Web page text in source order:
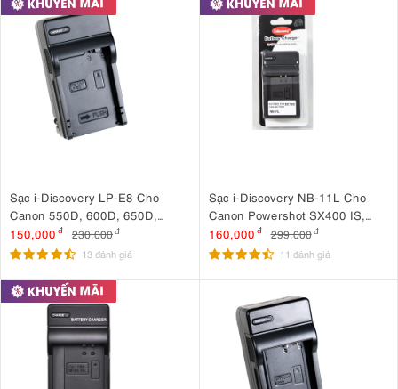
Sạc i-Discovery LP-E8 Cho
Canon 550D, 600D, 650D,
700D
150,000 đ 230,000đ
13 đánh giá
Sạc i-Discovery NB-11L Cho
Canon Powershot SX400 IS,
IXUS 190, IXUS 185
160,000 đ 299,000 đ
11 đánh giá